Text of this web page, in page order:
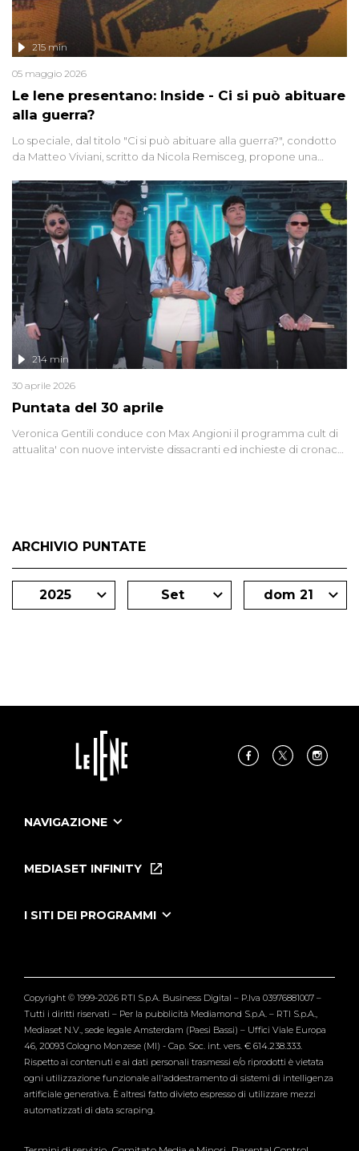
Le Iene presentano: Inside - Ci si può abituare
alla guerra?
215 min
05 maggio 2026
Lo speciale, dal titolo "Ci si può abituare alla guerra?", condotto
da Matteo Viviani, scritto da Nicola Remisceg, propone una
di settore - su quanto la guerra sia diventata una realtà pervasiva.
Anche se l'Italia non è direttamente coinvolta in conflitti armati, il
contesto globale rende impossibile considerarla un fenomeno
lontano.
Puntata del 30 aprile
214 min
30 aprile 2026
Veronica Gentili conduce con Max Angioni il programma cult di
attualita' con nuove interviste dissacranti ed inchieste di cronaca
ARCHIVIO PUNTATE
2025 Set dom 21
NAVIGAZIONE
Le Iene Presentano Inside
Tutti i servizi
MEDIASET INFINITY
I SITI DEI PROGRAMMI
Verissimo
Copyright © 1999-2026 RTI S.p.A. Business Digital – P.Iva 03976881007 –
Tutti i diritti riservati – Per la pubblicità Mediamond S.p.A. – RTI S.p.A.,
Mediaset N.V., sede legale Amsterdam (Paesi Bassi) – Uffici Viale Europa
46, 20093 Cologno Monzese (MI) - Cap. Soc. int. vers. € 614.238.333.
Rispetto ai contenuti e ai dati personali trasmessi e/o riprodotti è vietata
ogni utilizzazione funzionale all'addestramento di sistemi di intelligenza
artificiale generativa. È altresì fatto divieto espresso di utilizzare mezzi
automatizzati di data scraping.